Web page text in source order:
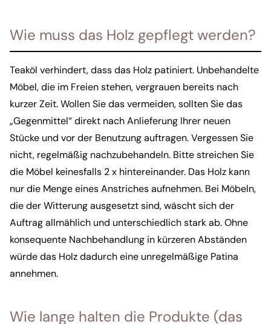
Wie muss das Holz gepflegt werden?
Teaköl verhindert, dass das Holz patiniert. Unbehandelte
Möbel, die im Freien stehen, vergrauen bereits nach
kurzer Zeit. Wollen Sie das vermeiden, sollten Sie das
„Gegenmittel“ direkt nach Anlieferung Ihrer neuen
Stücke und vor der Benutzung auftragen. Vergessen Sie
nicht, regelmäßig nachzubehandeln. Bitte streichen Sie
die Möbel keinesfalls 2 x hintereinander. Das Holz kann
nur die Menge eines Anstriches aufnehmen. Bei Möbeln,
die der Witterung ausgesetzt sind, wäscht sich der
Auftrag allmählich und unterschiedlich stark ab. Ohne
konsequente Nachbehandlung in kürzeren Abständen
würde das Holz dadurch eine unregelmäßige Patina
annehmen.
Wie lange halten die Produkte (das